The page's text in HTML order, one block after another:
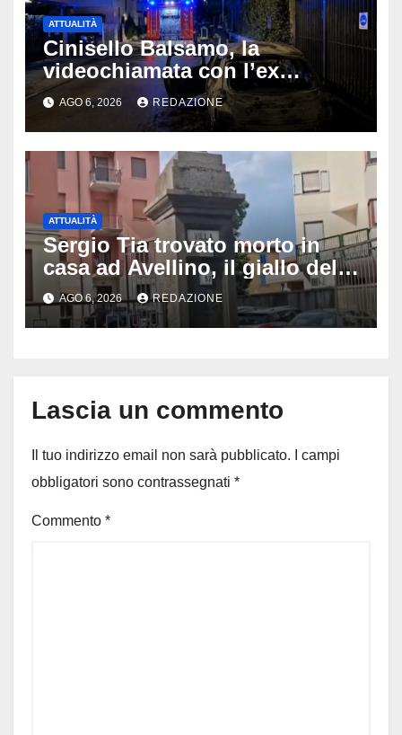
ATTUALITÀ
Cinisello Balsamo, la
videochiamata con l’ex
fidanzata e il dramma: 35enne
lotta tra la vita e la morte
AGO 6, 2026 REDAZIONE
ATTUALITÀ
Sergio Tia trovato morto in
casa ad Avellino, il giallo della
porta socchiusa: disposta
l’autopsia
AGO 6, 2026 REDAZIONE
Lascia un commento
Il tuo indirizzo email non sarà pubblicato.
I campi
obbligatori sono contrassegnati *
Commento *